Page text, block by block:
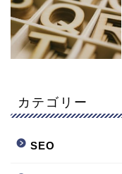
カテゴリー
SEO